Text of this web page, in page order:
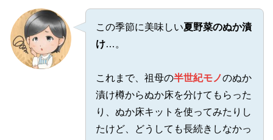
この季節に美味しい夏野菜のぬか漬
け…。
これまで、祖母の半世紀モノのぬか
漬け樽からぬか床を分けてもらった
り、ぬか床キットを使ってみたりし
たけど、どうしても長続きしなかっ